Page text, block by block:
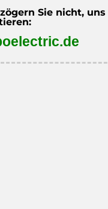
Sie nicht, uns